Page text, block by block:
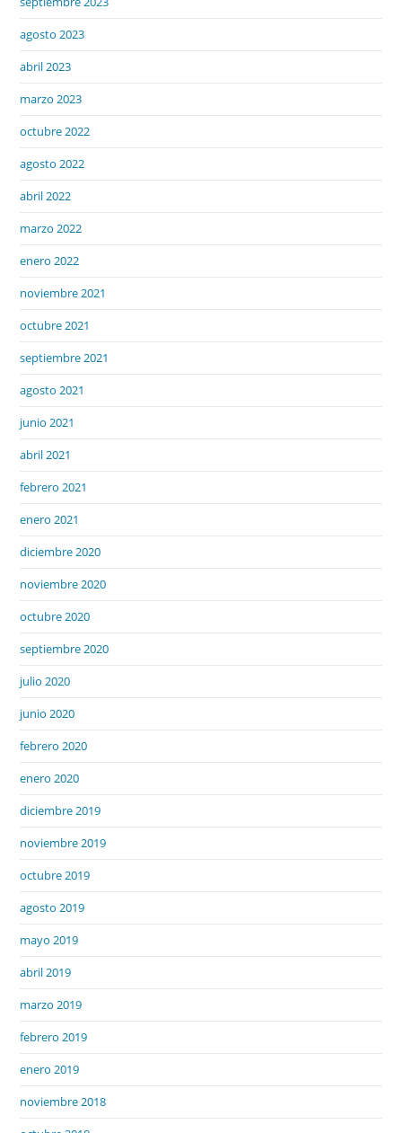
agosto 2023
abril 2023
marzo 2023
octubre 2022
agosto 2022
abril 2022
marzo 2022
enero 2022
noviembre 2021
octubre 2021
septiembre 2021
agosto 2021
junio 2021
abril 2021
febrero 2021
enero 2021
diciembre 2020
noviembre 2020
octubre 2020
septiembre 2020
julio 2020
junio 2020
febrero 2020
enero 2020
diciembre 2019
noviembre 2019
octubre 2019
agosto 2019
mayo 2019
abril 2019
marzo 2019
febrero 2019
enero 2019
noviembre 2018